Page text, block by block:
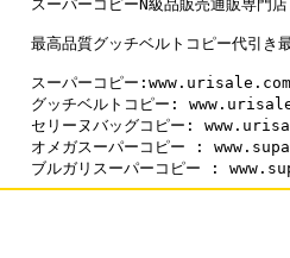
スーパーコピーN級品販売通販専門
最高品質グッチベルトコピー代引き
スーパーコピー
グッチベルトコピー:
セリーヌバッグコピー:
オメガスーパーコピー :
ブルガリスーパーコピー :